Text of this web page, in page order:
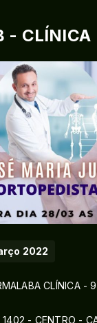
- CLÍNICA
2022
CLÍNICA -
1402 - CENTRO -